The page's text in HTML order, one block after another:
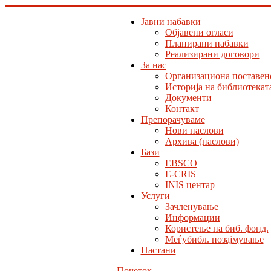
Јавни набавки
Објавени огласи
Планирани набавки
Реализирани договори
За нас
Организациона
Историја на
Документи
Контакт
Препорачуваме
Нови наслови
Архива (наслови)
Бази
EBSCO
E-CRIS
INIS центар
Услуги
Зачленување
Информации
Користење на биб. фонд.
Меѓубибл. позајмување
Настани